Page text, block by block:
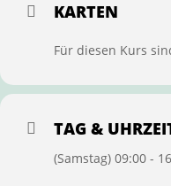
KARTEN
Für diesen Kurs
TAG &
(Samstag) 09:00 -